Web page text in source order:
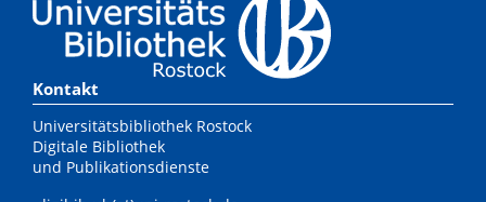
Kontakt
Universitätsbibliothek Rostock
Digitale Bibliothek
und Publikationsdienste